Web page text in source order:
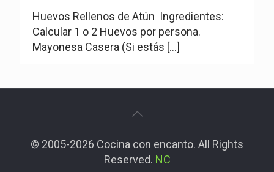
Huevos Rellenos de Atún Ingredientes:
Calcular 1 o 2 Huevos por persona.
Mayonesa Casera (Si estás […]
© 2005-2026 Cocina con encanto. All Rights
Reserved. NC